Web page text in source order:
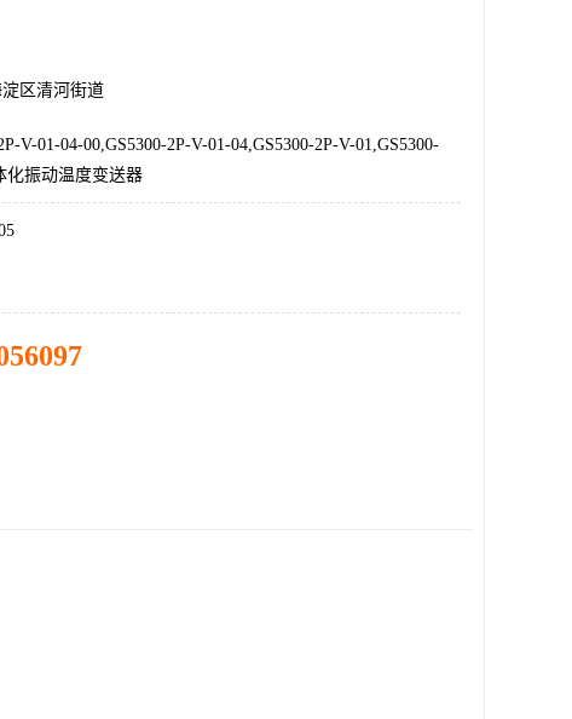
区清河街道
V-01-04-00,GS5300-2P-V-01-04,GS5300-2P-V-01,GS5300-
化振动温度变送器